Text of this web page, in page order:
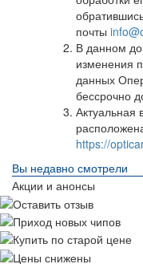
почты
В данном
изменения
данных
бессрочно
Актуальная
https://
Вы недавно смотрели
Акции и анонсы